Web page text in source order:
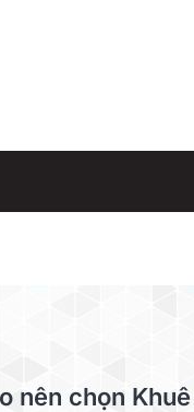
nên chọn Khuê